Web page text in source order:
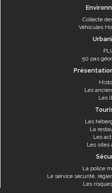
Collecte
Véhicules
50 pas
Les
Les
Les
La
Les
Les sites
La police
Le service sécurité,
Les